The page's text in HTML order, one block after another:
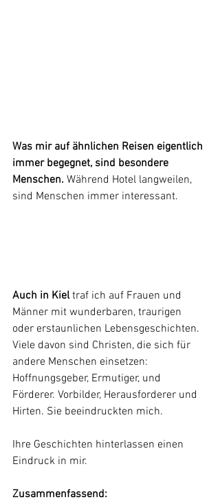
Was mir auf ähnlichen Reisen eigentlich
immer begegnet, sind besondere
Menschen. Während Hotel langweilen,
sind Menschen immer interessant.
Auch in Kiel traf ich auf Frauen und
Männer mit wunderbaren, traurigen
oder erstaunlichen Lebensgeschichten.
Viele davon sind Christen, die sich für
andere Menschen einsetzen:
Hoffnungsgeber, Ermutiger, und
Förderer. Vorbilder, Herausforderer und
Hirten. Sie beeindruckten mich.
Ihre Geschichten hinterlassen einen
Eindruck in mir.
Zusammenfassend: